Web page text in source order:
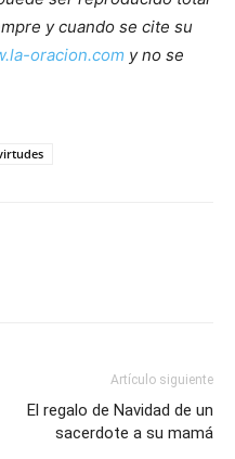
y cuando se cite su
oracion.com y no se
Artículo siguiente
El regalo de Navidad de un
sacerdote a su mamá